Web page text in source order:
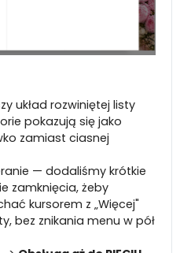
układ rozwiniętej listy
pokazują się jako
zamiast ciasnej
— dodaliśmy krótkie
zamknięcia, żeby
kursorem z „Więcej"
bez znikania menu w pół